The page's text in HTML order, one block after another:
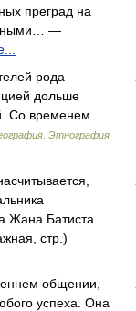
преград на
—
рода
дольше
Со временем…
Этнография
Жана Батиста…
стр.)
общении,
успеха. Она